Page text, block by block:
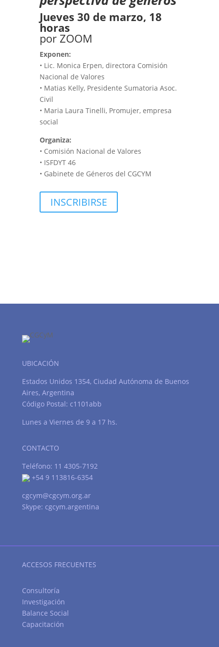
Jueves 30 de marzo, 18
horas
por ZOOM
Exponen:
• Lic. Monica Erpen, directora Comisión
Nacional de Valores
• Matias Kelly, Presidente Sumatoria Asoc.
Civil
• Maria Laura Tinelli, Promujer, empresa
social
Organiza:
• Comisión Nacional de Valores
• ISFDYT 46
• Gabinete de Géneros del CGCYM
INSCRIBIRSE
UBICACIÓN
Estados Unidos 1354, Ciudad Autónoma de Buenos
Aires, Argentina
Código Postal: c1101abb
Lunes a Viernes de 9 a 17 hs.
CONTACTO
Teléfono: 11 4305-7192
+54 9 113816-6354
cgcym@cgcym.org.ar
Skype: cgcym.argentina
ACCESOS FRECUENTES
Consultoría
Investigación
Balance Social
Capacitación